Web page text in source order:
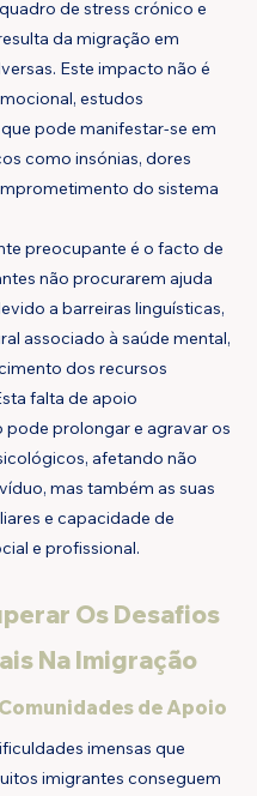
de stress crónico e
da migração em
Este impacto não é
estudos
pode manifestar-se em
como insónias, dores
do sistema
preocupante é o facto de
não procurarem ajuda
a barreiras linguísticas,
associado à saúde mental,
dos recursos
falta de apoio
pode prolongar e agravar os
afetando não
mas também as suas
e capacidade de
e profissional.
Os Desafios
Na Imigração
de Apoio
imensas que
imigrantes conseguem